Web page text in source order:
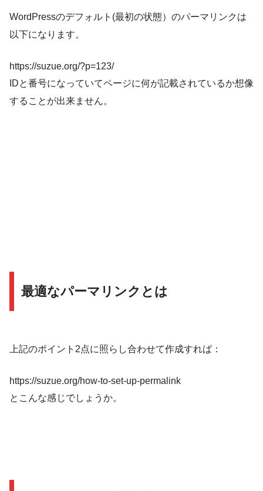
WordPressのデフォルト(最初の状態）のパーマリンクは
以下になります。
https://suzue.org/?p=123/
IDと番号になっていてページに何が記載されているか想像
することが出来ません。
最適なパーマリンクとは
上記のポイント2点に照らし合わせて作成すれば：
https://suzue.org/how-to-set-up-permalink
とこんな感じでしょうか。